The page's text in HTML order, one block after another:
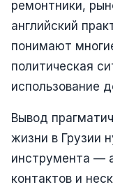
ремонтники,
английский
понимают
политическая
использование
Вывод
жизни в Грузии
инструмента —
контактов и